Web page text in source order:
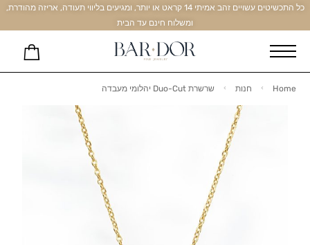
כל התכשיטים עשויים זהב אמיתי 14 קראט או יותר, ומגיעים בליווי תעודה, אריזה מהודרת,
ומשלוח חינם עד הבית
Home חנות שרשרת Duo-Cut יהלומי מעבדה